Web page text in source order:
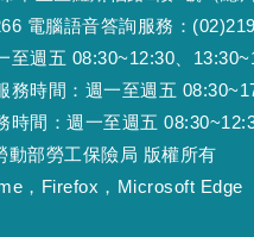
電腦語音答詢服務：
至週五 08:30~12:30、
務時間：週一至週五
時間：週一至週五
部勞工保險局 版權所有
，Firefox，Microsoft Edge